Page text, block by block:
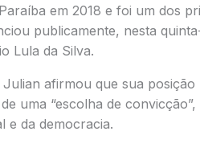
em 2018 e foi um dos
publicamente, nesta
Lula da Silva.
afirmou que sua
uma “escolha de
e da democracia.